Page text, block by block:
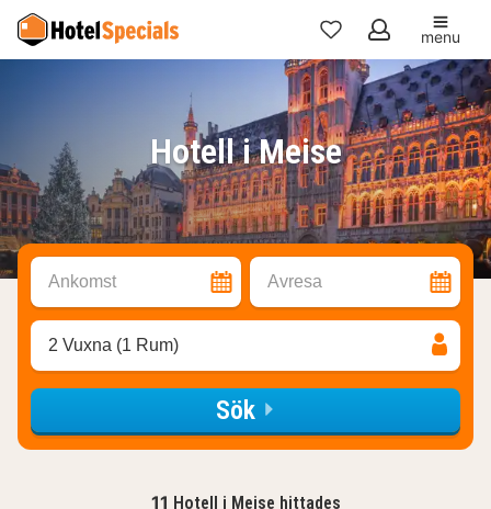
Mina
favoriter
menu
Hotell i Meise
Ankomst Avresa
2 Vuxna (1 Rum)
Sök
11 Hotell i Meise hittades